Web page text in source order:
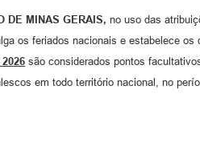
DE MINAS GERAIS, no uso das
os feriados nacionais e estabelece
são considerados pontos
em todo território nacional, no